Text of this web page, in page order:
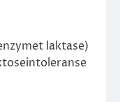
laktase)